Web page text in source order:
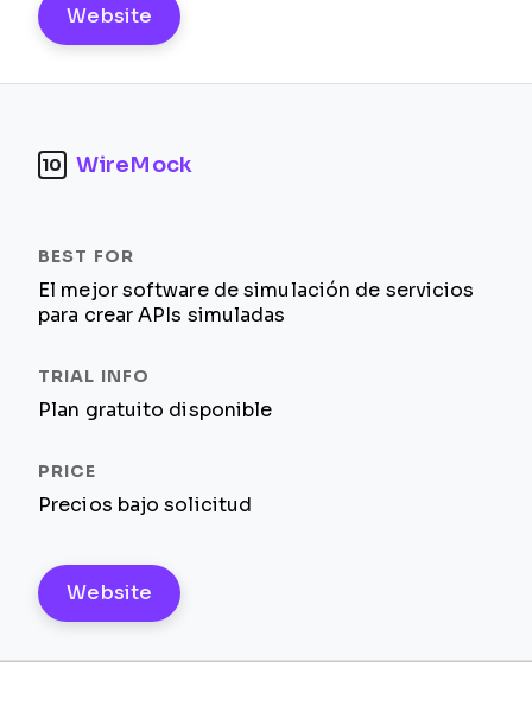
Website
10 WireMock
El mejor software de simulación de servicios
para crear APIs simuladas
Plan gratuito disponible
Precios bajo solicitud
Website